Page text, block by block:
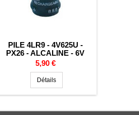
PILE 4LR9 - 4V625U -
PX26 - ALCALINE - 6V
Prix
5,90 €
Détails